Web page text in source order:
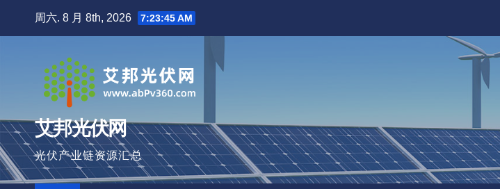
周六. 8 月 8th, 2026 7:23:46 AM
艾邦光伏网
光伏产业链资源汇总